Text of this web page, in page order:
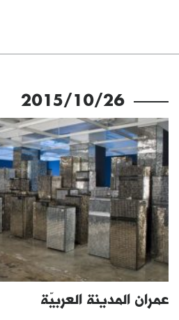
2015/10/26
عمران المدينة العربيّة